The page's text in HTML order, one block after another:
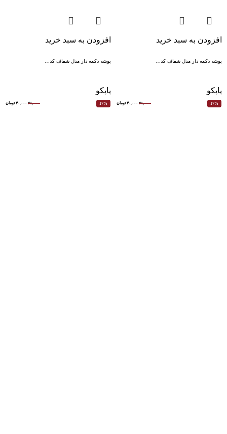
افزودن به سبد خرید
پوشه دکمه دار مدل شفاف کد…
پاپکو
17% ۴۸,۰۰۰ ۴۰,۰۰۰ تومان
افزودن به سبد خرید
پوشه دکمه دار مدل شفاف کد…
پاپکو
17% ۴۸,۰۰۰ ۴۰,۰۰۰ تومان